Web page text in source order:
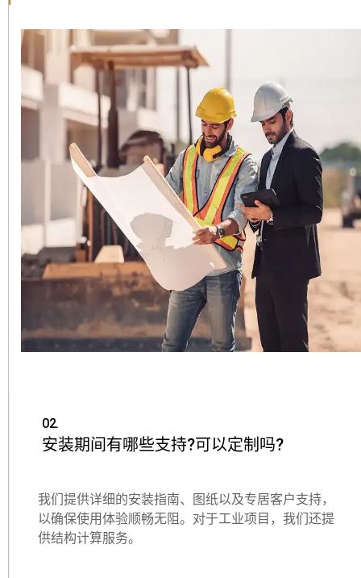
02.
安装期间有哪些支持?可以定制吗?
我们提供详细的安装指南、图纸以及专居客户支持，
以确保使用体验顺畅无阻。对于工业项目，我们还提
供结构计算服务。